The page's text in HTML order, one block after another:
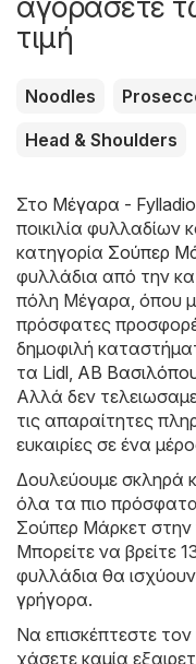
τιμή
Noodles
Head & Shoulders
Στο Μέγαρα -
ποικιλία φυλλαδίων
κατηγορία Σούπερ
φυλλάδια από την
πόλη Μέγαρα, όπου
πρόσφατες
δημοφιλή
τα Lidl, ΑΒ
Αλλά δεν
τις απαραίτητες
ευκαιρίες σε ένα
Δουλεύουμε σκληρά
όλα τα πιο
Σούπερ Μάρκετ
Μπορείτε να βρείτε
φυλλάδια θα
γρήγορα.
Να επισκέπτεστε
χάσετε καμία